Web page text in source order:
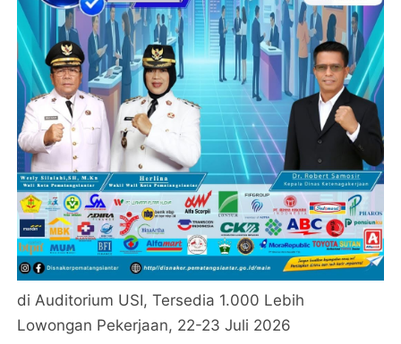
di Auditorium USI, Tersedia 1.000 Lebih
Lowongan Pekerjaan, 22-23 Juli 2026